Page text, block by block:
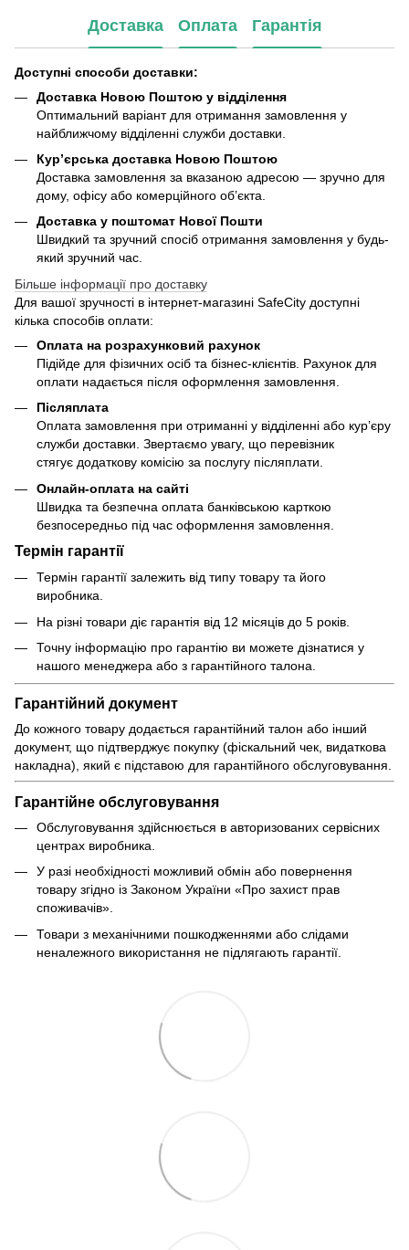
Доставка Оплата Гарантія
Доступні способи доставки:
Доставка Новою Поштою у відділення
Оптимальний варіант для отримання замовлення у
найближчому відділенні служби доставки.
Кур’єрська доставка Новою Поштою
Доставка замовлення за вказаною адресою — зручно для
дому, офісу або комерційного об’єкта.
Доставка у поштомат Нової Пошти
Швидкий та зручний спосіб отримання замовлення у будь-
який зручний час.
Більше інформації про доставку
Для вашої зручності в інтернет-магазині SafeCity доступні
кілька способів оплати:
Оплата на розрахунковий рахунок
Підійде для фізичних осіб та бізнес-клієнтів. Рахунок для
оплати надається після оформлення замовлення.
Післяплата
Оплата замовлення при отриманні у відділенні або кур’єру
служби доставки. Звертаємо увагу, що перевізник
стягує додаткову комісію за послугу післяплати.
Онлайн-оплата на сайті
Швидка та безпечна оплата банківською карткою
безпосередньо під час оформлення замовлення.
Термін гарантії
Термін гарантії залежить від типу товару та його
виробника.
На різні товари діє гарантія від 12 місяців до 5 років.
Точну інформацію про гарантію ви можете дізнатися у
нашого менеджера або з гарантійного талона.
Гарантійний документ
До кожного товару додається гарантійний талон або інший
документ, що підтверджує покупку (фіскальний чек, видаткова
накладна), який є підставою для гарантійного обслуговування.
Гарантійне обслуговування
Обслуговування здійснюється в авторизованих сервісних
центрах виробника.
У разі необхідності можливий обмін або повернення
товару згідно із Законом України «Про захист прав
споживачів».
Товари з механічними пошкодженнями або слідами
неналежного використання не підлягають гарантії.